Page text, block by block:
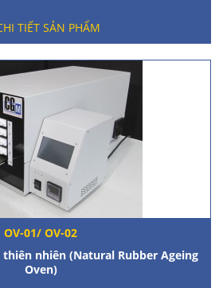
TIẾT SẢN PHẨM
OV-01/ OV-02
thiên nhiên (Natural Rubber Ageing
Oven)